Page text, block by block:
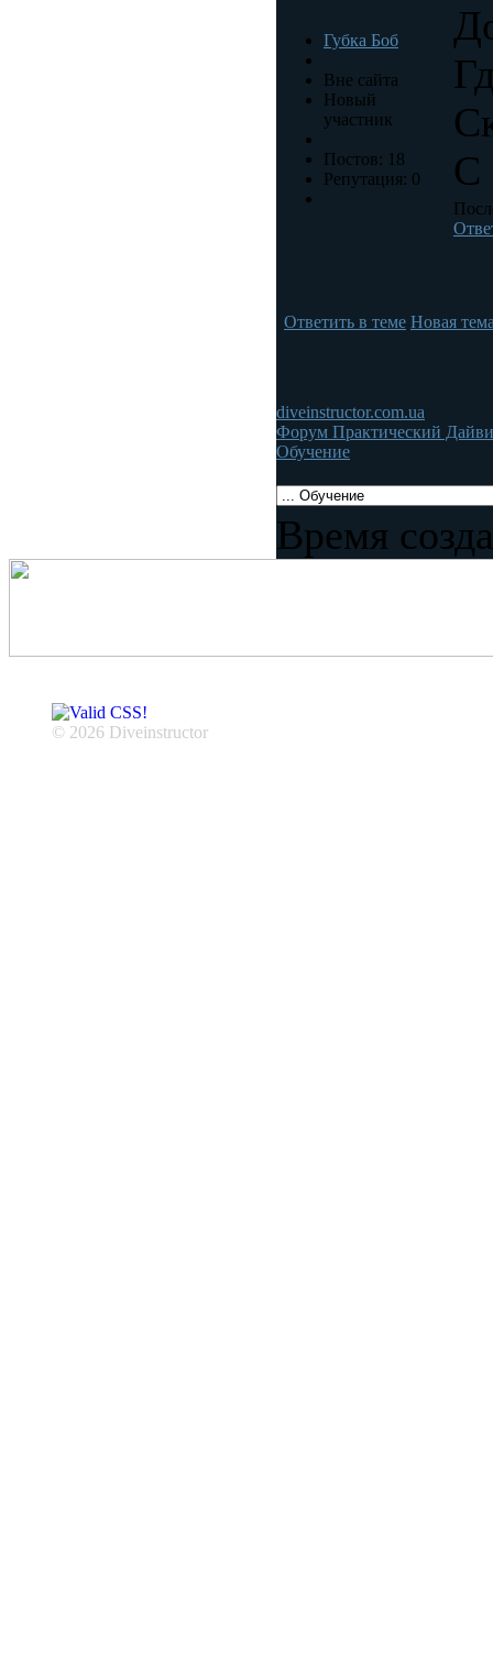
Губка Боб
Вне сайта
Новый
участник
Постов: 18
Репутация: 0
С
Ответить в теме Новая
diveinstructor.com.ua
Форум Практический
Обучение
Время
© 2026 Diveinstructor